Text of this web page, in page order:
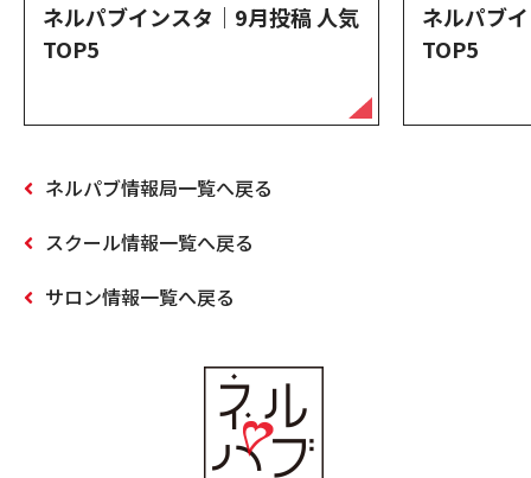
ネルパブインスタ｜9月投稿 人気
TOP5
ネルパブ
TOP5
ネルパブ情報局一覧へ戻る
スクール情報一覧へ戻る
サロン情報一覧へ戻る